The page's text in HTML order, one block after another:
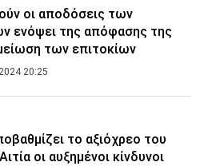
οι αποδόσεις των
ενόψει της απόφασης της
των επιτοκίων
20:25
το αξιόχρεο του
οι αυξημένοι κίνδυνοι